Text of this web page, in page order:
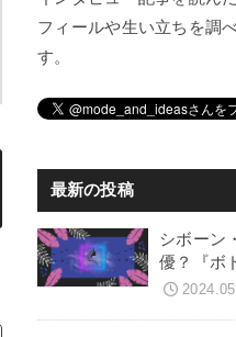
フィールや生い立ちを調
す。
最新の投稿
シボーン
優？『ボ